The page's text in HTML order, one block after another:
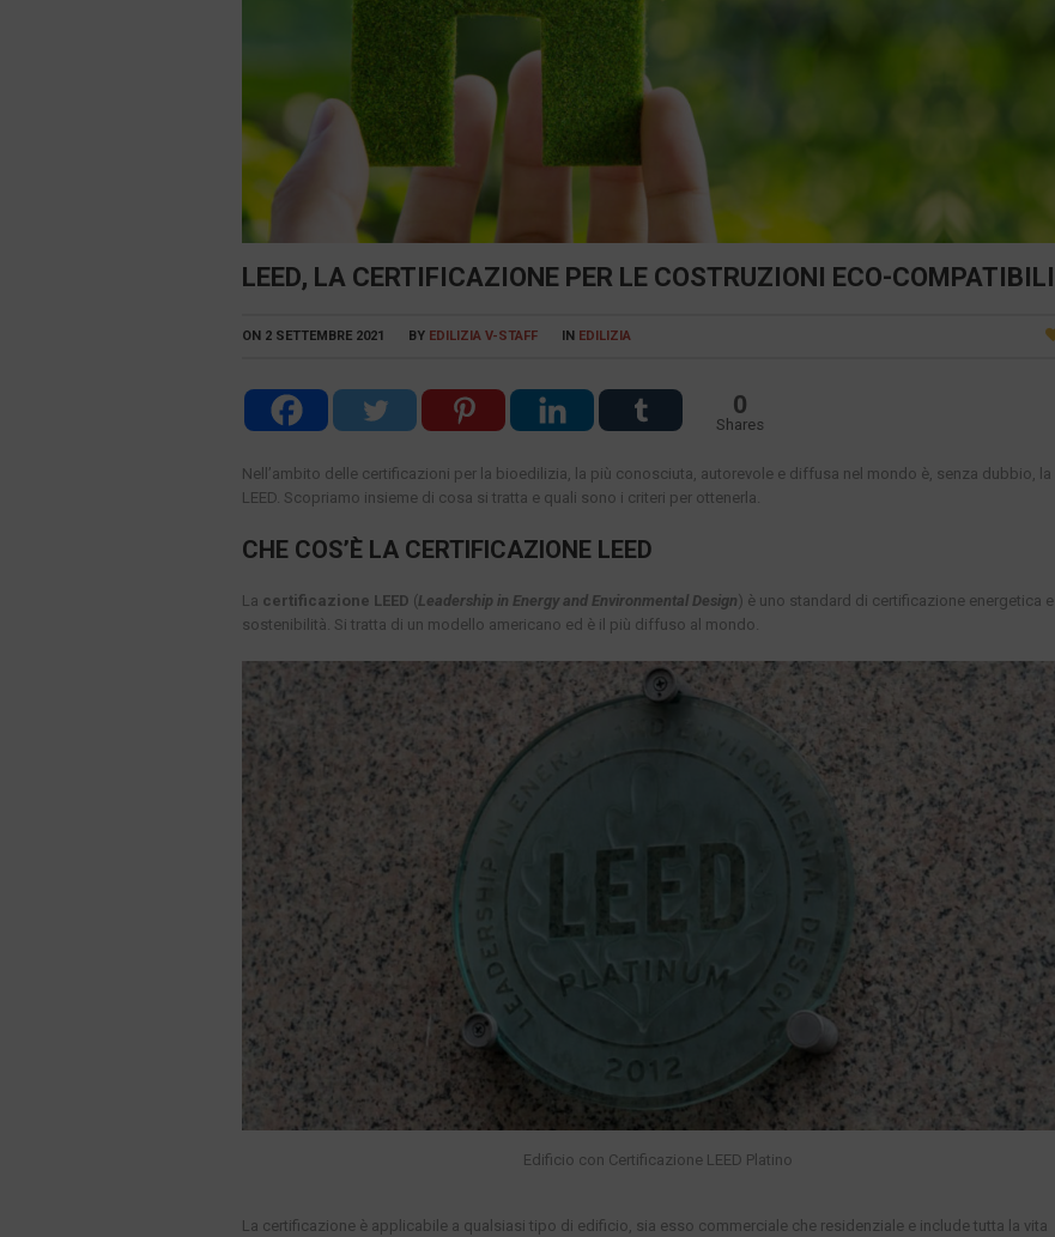
LEED, LA CERTIFICAZIONE PER LE COSTRUZIONI ECO-COMPATIBILI
ON 2 SETTEMBRE 2021 BY EDILIZIA V-STAFF IN EDILIZIA
0
Shares
Nell’ambito delle certificazioni per la bioedilizia, la più conosciuta, autorevole e diffusa nel mondo è, senza dubbio, la
LEED. Scopriamo insieme di cosa si tratta e quali sono i criteri per ottenerla.
CHE COS’È LA CERTIFICAZIONE LEED
La certificazione LEED (Leadership in Energy and Environmental Design) è uno standard di certificazione energetica e
sostenibilità. Si tratta di un modello americano ed è il più diffuso al mondo.
Edificio con Certificazione LEED Platino
La certificazione è applicabile a qualsiasi tipo di edificio, sia esso commerciale che residenziale e include tutta la vita